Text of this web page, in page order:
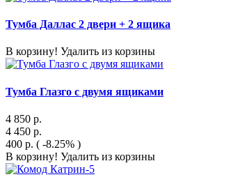
Тумба Даллас 2 двери + 2 ящика
В корзину! Удалить из корзины
Тумба Глазго с двумя ящиками
4 850 р.
4 450 р.
400 р. ( -8.25% )
В корзину! Удалить из корзины